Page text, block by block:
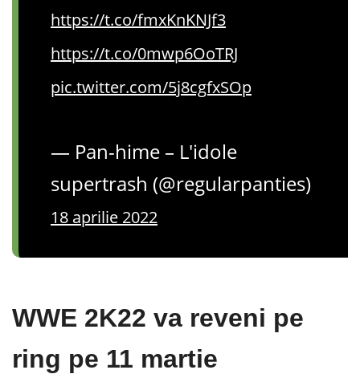
https://t.co/fmxKnKNJf3
https://t.co/0mwp6OoTRJ
pic.twitter.com/5j8cgfxSOp
— Pan-hime – L'idole
supertrash (@regularpanties)
18 aprilie 2022
WWE 2K22 va reveni pe
ring pe 11 martie